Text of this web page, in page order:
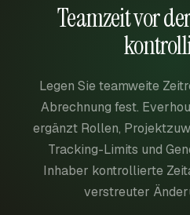
Teamzeit vor
Legen Sie teamweite
Abrechnung fest.
ergänzt Rollen,
Tracking-Limits und
Inhaber kontrollierte
verstreuter